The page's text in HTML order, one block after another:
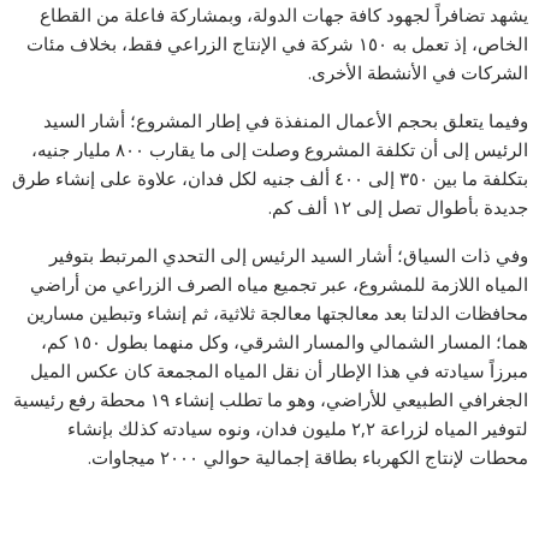
يشهد تضافراً لجهود كافة جهات الدولة، وبمشاركة فاعلة من القطاع
الخاص، إذ تعمل به ١٥٠ شركة في الإنتاج الزراعي فقط، بخلاف مئات
الشركات في الأنشطة الأخرى.
وفيما يتعلق بحجم الأعمال المنفذة في إطار المشروع؛ أشار السيد
الرئيس إلى أن تكلفة المشروع وصلت إلى ما يقارب ٨٠٠ مليار جنيه،
بتكلفة ما بين ٣٥٠ إلى ٤٠٠ ألف جنيه لكل فدان، علاوة على إنشاء طرق
جديدة بأطوال تصل إلى ١٢ ألف كم.
وفي ذات السياق؛ أشار السيد الرئيس إلى التحدي المرتبط بتوفير
المياه اللازمة للمشروع، عبر تجميع مياه الصرف الزراعي من أراضي
محافظات الدلتا بعد معالجتها معالجة ثلاثية، ثم إنشاء وتبطين مسارين
هما؛ المسار الشمالي والمسار الشرقي، وكل منهما بطول ١٥٠ كم،
مبرزاً سيادته في هذا الإطار أن نقل المياه المجمعة كان عكس الميل
الجغرافي الطبيعي للأراضي، وهو ما تطلب إنشاء ١٩ محطة رفع رئيسية
لتوفير المياه لزراعة ٢,٢ مليون فدان، ونوه سيادته كذلك بإنشاء
محطات لإنتاج الكهرباء بطاقة إجمالية حوالي ٢٠٠٠ ميجاوات.